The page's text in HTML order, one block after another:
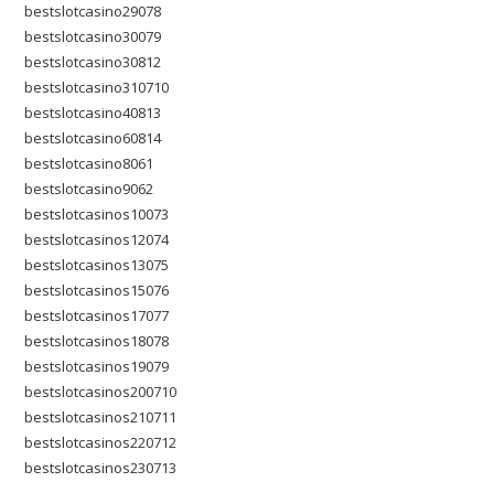
bestslotcasino29078
bestslotcasino30079
bestslotcasino30812
bestslotcasino310710
bestslotcasino40813
bestslotcasino60814
bestslotcasino8061
bestslotcasino9062
bestslotcasinos10073
bestslotcasinos12074
bestslotcasinos13075
bestslotcasinos15076
bestslotcasinos17077
bestslotcasinos18078
bestslotcasinos19079
bestslotcasinos200710
bestslotcasinos210711
bestslotcasinos220712
bestslotcasinos230713